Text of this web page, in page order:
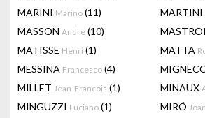
MARINI Marino (11) MARTINI
MASSON Andre (10)
MATISSE Henri (1) MATTA
MESSINA Francesco (4)
MILLET Jean-Francois (1) MINAUX
MINGUZZI Luciano (1) MIRÓ Joan